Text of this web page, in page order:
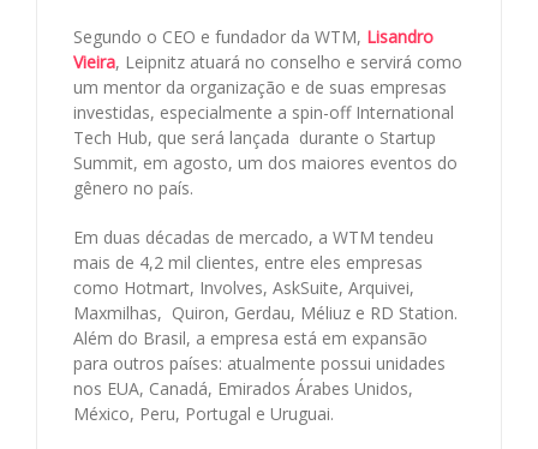
Segundo o CEO e fundador da WTM, Lisandro
Vieira, Leipnitz atuará no conselho e servirá como
um mentor da organização e de suas empresas
investidas, especialmente a spin-off International
Tech Hub, que será lançada durante o Startup
Summit, em agosto, um dos maiores eventos do
gênero no país.
Em duas décadas de mercado, a WTM tendeu
mais de 4,2 mil clientes, entre eles empresas
como Hotmart, Involves, AskSuite, Arquivei,
Maxmilhas, Quiron, Gerdau, Méliuz e RD Station.
Além do Brasil, a empresa está em expansão
para outros países: atualmente possui unidades
nos EUA, Canadá, Emirados Árabes Unidos,
México, Peru, Portugal e Uruguai.